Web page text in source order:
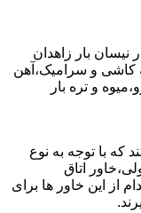
نیسان بار زاهدان
کاشی و سرامیک،آهن
و تره بار
که با توجه به نوع
اتاق
از این خاور ها برای